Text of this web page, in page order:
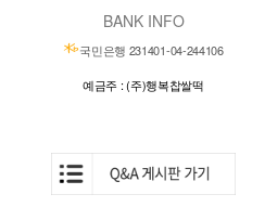
BANK INFO
국민은행 231401-04-244106
예금주 : (주)행복찹쌀떡